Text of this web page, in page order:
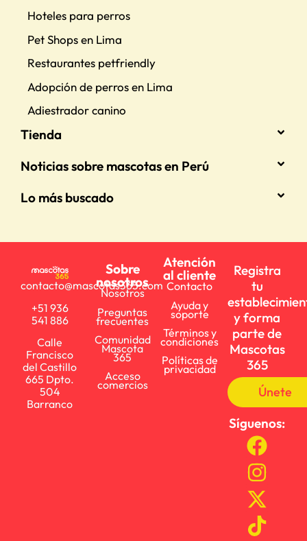
Hoteles para perros
Pet Shops en Lima
Restaurantes petfriendly
Adopción de perros en Lima
Adiestrador canino
Tienda
Noticias sobre mascotas en Perú
Lo más buscado
contacto@mascotas365.com
+51 936
541 886
Calle
Francisco
del Castillo
665 Dpto.
504
Barranco
Sobre
nosotros
Nosotros
Preguntas
frecuentes
Comunidad
Mascota
365
Acceso
comercios
Atención
al cliente
Contacto
Ayuda y
soporte
Términos y
condiciones
Políticas de
privacidad
Registra
tu
y forma
parte de
Mascotas
365
Únete
Síguenos: